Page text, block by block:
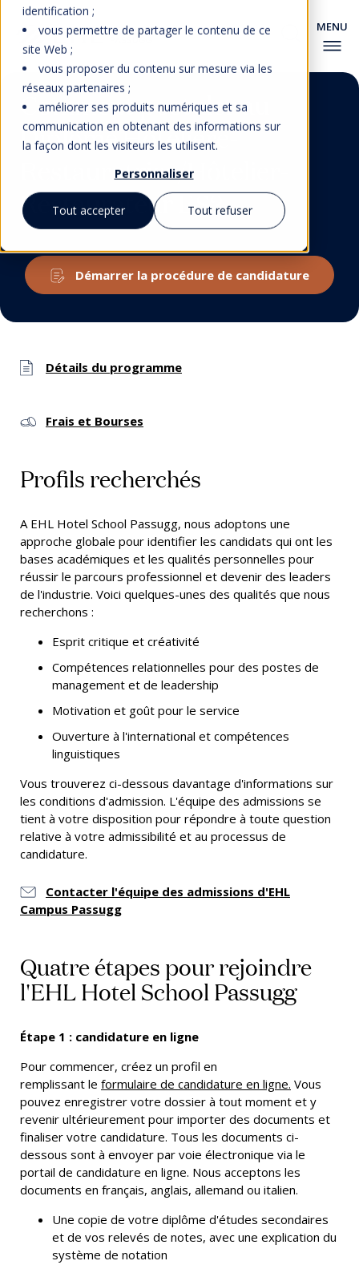
identification ;
vous permettre de partager le contenu de ce
site Web ;
vous proposer du contenu sur mesure via les
réseaux partenaires ;
améliorer ses produits numériques et sa
communication en obtenant des informations sur
la façon dont les visiteurs les utilisent.
Personnaliser
Tout accepter Tout refuser
Comment postuler au
Diplôme Hôtelière-
Restauratrice/Hôtelier-
Restaurateur ES?
Démarrer la procédure de candidature
Détails du programme
Frais et Bourses
Profils recherchés
A EHL Hotel School Passugg, nous adoptons une
approche globale pour identifier les candidats qui ont les
bases académiques et les qualités personnelles pour
réussir le parcours professionnel et devenir des leaders
de l'industrie. Voici quelques-unes des qualités que nous
recherchons :
Esprit critique et créativité
Compétences relationnelles pour des postes de
management et de leadership
Motivation et goût pour le service
Ouverture à l'international et compétences
linguistiques
Vous trouverez ci-dessous davantage d'informations sur
les conditions d'admission. L'équipe des admissions se
tient à votre disposition pour répondre à toute question
relative à votre admissibilité et au processus de
candidature.
Contacter l'équipe des admissions d'EHL
Campus Passugg
Quatre étapes pour rejoindre
l'EHL Hotel School Passugg
Étape 1 : candidature en ligne
Pour commencer, créez un profil en
remplissant le formulaire de candidature en ligne. Vous
pouvez enregistrer votre dossier à tout moment et y
revenir ultérieurement pour importer des documents et
finaliser votre candidature. Tous les documents ci-
dessous sont à envoyer par voie électronique via le
portail de candidature en ligne. Nous acceptons les
documents en français, anglais, allemand ou italien.
Une copie de votre diplôme d'études secondaires
et de vos relevés de notes, avec une explication du
système de notation